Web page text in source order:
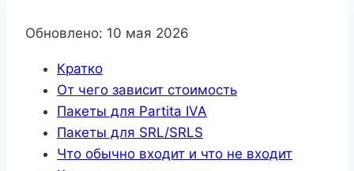
Обновлено: 10 мая 2026
Кратко
От чего зависит стоимость
Пакеты для Partita IVA
Пакеты для SRL/SRLS
Что обычно входит и что не входит